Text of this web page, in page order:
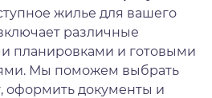
жилье для вашего
различные
планировками и готовыми
Мы поможем выбрать
оформить документы и